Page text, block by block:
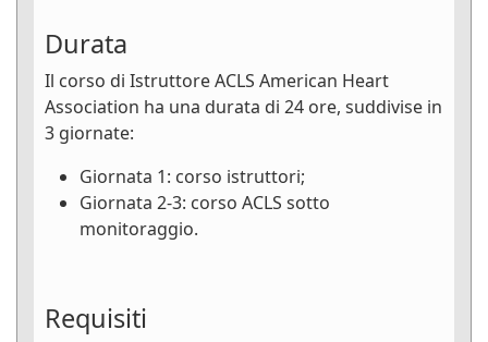
Durata
Il corso di Istruttore ACLS American Heart
Association ha una durata di 24 ore, suddivise in
3 giornate:
Giornata 1: corso istruttori;
Giornata 2-3: corso ACLS sotto
monitoraggio.
Requisiti